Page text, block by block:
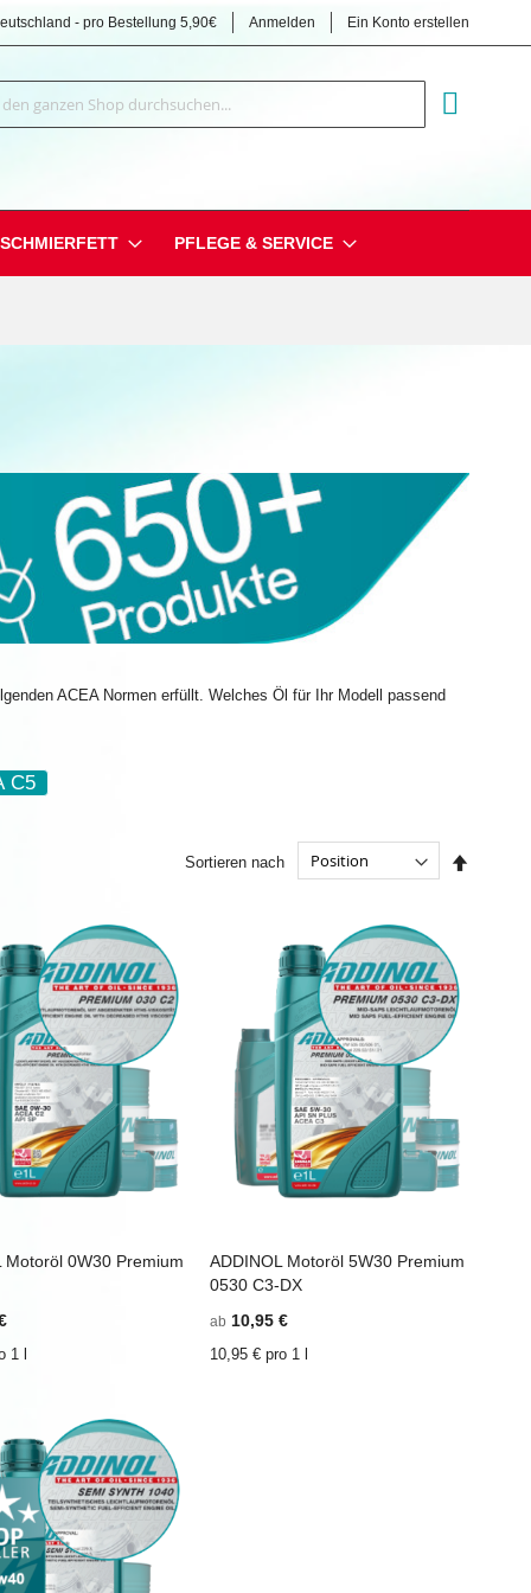
- pro Bestellung 5,90€ Anmelden Ein Konto erstellen
Suche
SCHMIERFETT PFLEGE & SERVICE
ACEA Normen erfüllt. Welches Öl für Ihr Modell passend
C5
Sortieren nach
Einkaufswagen
WUNSCHZETTEL
HINZUFÜGEN
VERGLEICHSLISTE
Motoröl 0W30 Premium
1 l
In den Einkaufswagen
ADDINOL Motoröl 5W30 Premium
0530 C3-DX
ab 10,95 €
10,95 € pro 1 l